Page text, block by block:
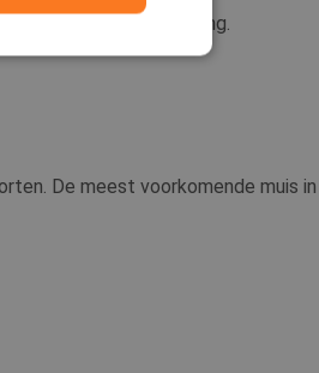
dus ook van groot belang.
De meest voorkomende muis in
en